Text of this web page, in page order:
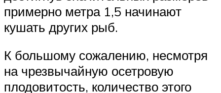
примерно метра 1,5 начинают
кушать других рыб.
К большому сожалению, несмотря
на чрезвычайную осетровую
плодовитость, количество этого